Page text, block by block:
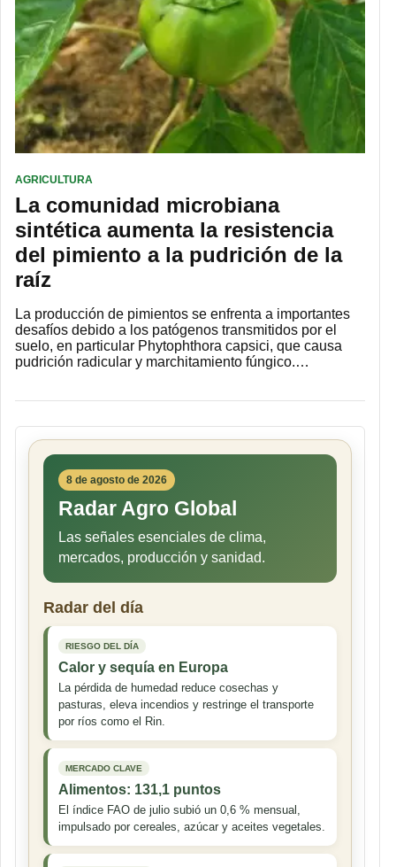
AGRICULTURA
La comunidad microbiana
sintética aumenta la resistencia
del pimiento a la pudrición de la
raíz
La producción de pimientos se enfrenta a importantes
desafíos debido a los patógenos transmitidos por el
suelo, en particular Phytophthora capsici, que causa
pudrición radicular y marchitamiento fúngico.…
8 de agosto de 2026
Radar Agro Global
Las señales esenciales de clima,
mercados, producción y sanidad.
Radar del día
RIESGO DEL DÍA
Calor y sequía en Europa
La pérdida de humedad reduce cosechas y
pasturas, eleva incendios y restringe el transporte
por ríos como el Rin.
MERCADO CLAVE
Alimentos: 131,1 puntos
El índice FAO de julio subió un 0,6 % mensual,
impulsado por cereales, azúcar y aceites vegetales.